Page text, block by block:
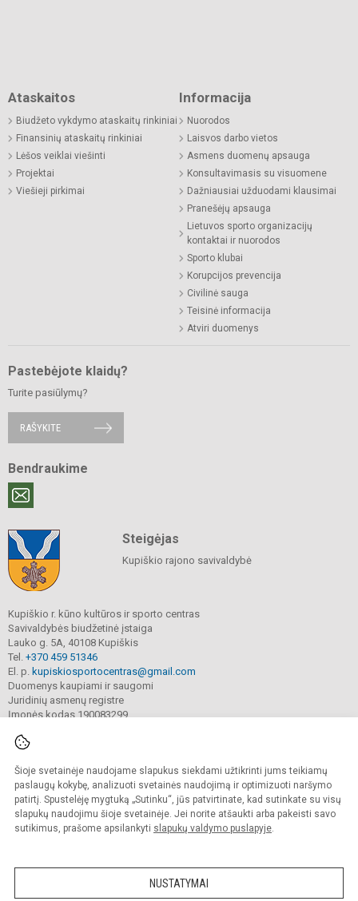
Šioje svetainėje naudojame slapukus siekdami užtikrinti jums teikiamų
paslaugų kokybę, analizuoti svetainės naudojimą ir optimizuoti naršymo
patirtį. Spustelėję mygtuką „Sutinku“, jūs patvirtinate, kad sutinkate su visų
slapukų naudojimu šioje svetainėje. Jei norite atšaukti arba pakeisti savo
sutikimus, prašome apsilankyti slapukų valdymo puslapyje.
NUSTATYMAI
Ataskaitos
Biudžeto vykdymo ataskaitų rinkiniai
Finansinių ataskaitų rinkiniai
Lėšos veiklai viešinti
Projektai
Viešieji pirkimai
Informacija
Nuorodos
Laisvos darbo vietos
Asmens duomenų apsauga
Konsultavimasis su visuomene
Dažniausiai užduodami klausimai
Pranešėjų apsauga
Lietuvos sporto organizacijų
kontaktai ir nuorodos
Sporto klubai
Korupcijos prevencija
Civilinė sauga
Teisinė informacija
Atviri duomenys
Pastebėjote klaidų?
Turite pasiūlymų?
RAŠYKITE
Bendraukime
Steigėjas
Kupiškio rajono savivaldybė
Kupiškio r. kūno kultūros ir sporto centras
Savivaldybės biudžetinė įstaiga
Lauko g. 5A, 40108 Kupiškis
Tel. +370 459 51346
El. p. kupiskiosportocentras@gmail.com
Duomenys kaupiami ir saugomi
Juridinių asmenų registre
Įmonės kodas 190083299
© 2022. Kupiškio r. kūno kultūros ir sporto centras. Visos teisės saugomos.
Kopijuoti turinį be raštiško sutikimo griežtai draudžiama.
Prieinamumo paraiška Slapukų valdymas
Sumanus būdas atnaujinti